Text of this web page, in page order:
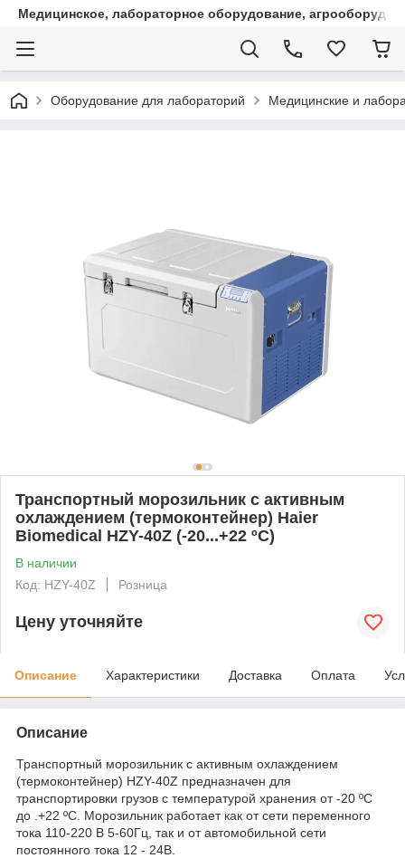
Медицинское, лабораторное оборудование,
Оборудование для лабораторий Медицинские и
Транспортный морозильник с активным
охлаждением (термоконтейнер) Haier
Biomedical HZY-40Z (-20...+22 ºС)
В наличии
Код: HZY-40Z
Розница
Цену уточняйте
Описание Характеристики Доставка Оплата
Описание
Транспортный морозильник с активным охлаждением
(термоконтейнер) HZY-40Z предназначен для
транспортировки грузов с температурой хранения от -20 ºС
до .+22 ºС. Морозильник работает как от сети переменного
тока 110-220 В 5-60Гц, так и от автомобильной сети
постоянного тока 12 - 24В.